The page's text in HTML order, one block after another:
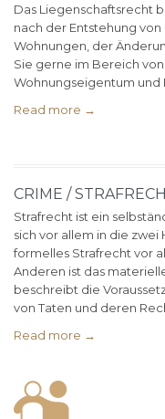
Das Liegenschaftsrecht
nach der Entstehung
Wohnungen, der
Sie gerne im Bereich
Wohnungseigentum
Read more →
CRIME /
Strafrecht ist ein
sich vor allem in die
formelles Strafrecht vor
Anderen ist das
beschreibt die
von Taten und deren
Read more →